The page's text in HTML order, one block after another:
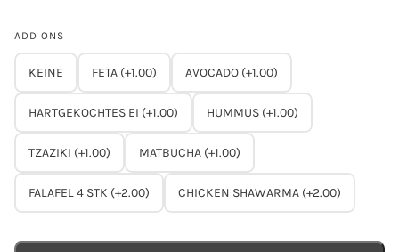
ADD ONS
KEINE FETA (+1.00) AVOCADO (+1.00)
HARTGEKOCHTES EI (+1.00) HUMMUS (+1.00)
TZAZIKI (+1.00) MATBUCHA (+1.00)
FALAFEL 4 STK (+2.00) CHICKEN SHAWARMA (+2.00)